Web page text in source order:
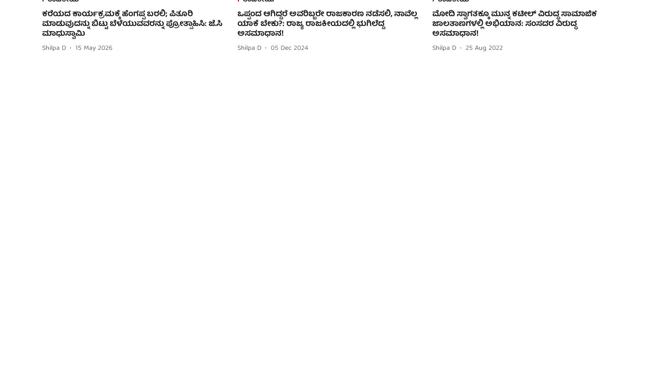
ಕರೆಯದ ಕಾರ್ಯಕ್ರಮಕ್ಕೆ ಹೆಂಗಪ್ಪ ಬರಲಿ; ಪಿತೂರಿ
ಮಾಡುವುದನ್ನು ಬಿಟ್ಟು ಬೆಳೆಯುವವರನ್ನು ಪ್ರೋತ್ಸಾಹಿಸಿ: ಜೆ.ಸಿ
ಮಾಧುಸ್ವಾಮಿ
Shilpa D 15 May 2026
ಒಪ್ಪಂದ ಆಗಿದ್ದರೆ ಅವರಿಬ್ಬರೇ ರಾಜಕಾರಣ ನಡೆಸಲಿ, ನಾವೆಲ್ಲ
ಯಾಕೆ ಬೇಕು?: ರಾಜ್ಯ ರಾಜಕೀಯದಲ್ಲಿ ಭುಗಿಲೆದ್ದ
ಅಸಮಾಧಾನ!
Shilpa D 05 Dec 2024
ಮೋದಿ ಸ್ವಾಗತಕ್ಕೂ ಮುನ್ನ ಕಟೀಲ್ ವಿರುದ್ಧ ಸಾಮಾಜಿಕ
ಜಾಲತಾಣಗಳಲ್ಲಿ ಅಭಿಯಾನ: ಸಂಸದರ ವಿರುದ್ಧ
ಅಸಮಾಧಾನ!
Shilpa D 25 Aug 2022